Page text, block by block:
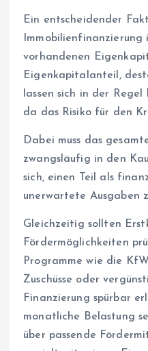
Ein entscheidender
vorhandenen
Eigenkapitalanteil,
lassen sich in der
da das Risiko für den
Dabei muss das
zwangsläufig in den
sich, einen Teil als
unerwartete Ausgaben
Gleichzeitig sollten
Fördermöglichkeiten
Programme wie die
Zuschüsse oder
Finanzierung spürbar
monatliche Belastung
über passende